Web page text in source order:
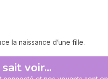
la naissance d’une fille.
voir...